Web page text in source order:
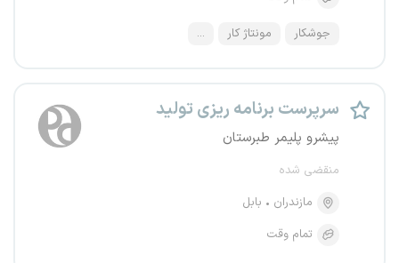
جوشکار مونتاژ کار ...
سرپرست برنامه ریزی تولید
پیشرو پلیمر طبرستان
منقضی شده
مازندران
بابل
تمام وقت